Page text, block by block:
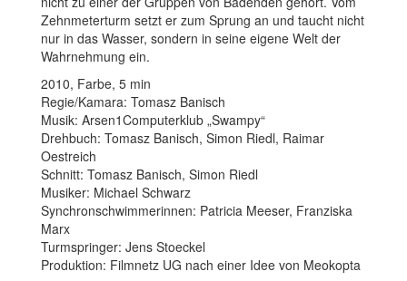
Zehnmeterturm setzt er zum Sprung an und taucht nicht
nur in das Wasser, sondern in seine eigene Welt der
Wahrnehmung ein.
2010, Farbe, 5 min
Regie/Kamara: Tomasz Banisch
Musik: Arsen1Computerklub „Swampy“
Drehbuch: Tomasz Banisch, Simon Riedl, Raimar
Oestreich
Schnitt: Tomasz Banisch, Simon Riedl
Musiker: Michael Schwarz
Synchronschwimmerinnen: Patricia Meeser, Franziska
Marx
Turmspringer: Jens Stoeckel
Produktion: Filmnetz UG nach einer Idee von Meokopta